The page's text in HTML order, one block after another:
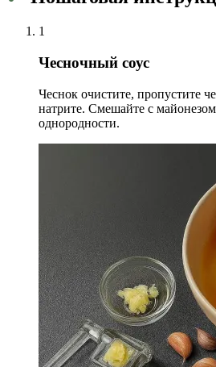
1
Чесночный соус
Чеснок очистите, пропустите
натрите. Смешайте с
однородности.